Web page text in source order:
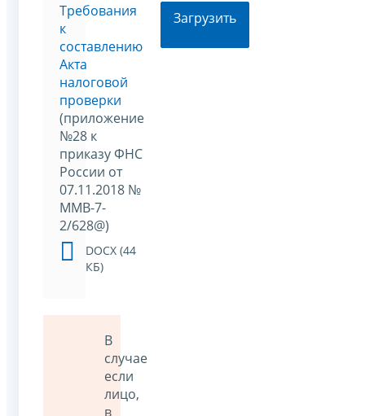
Требования
к
составлению
Акта
налоговой
проверки
(приложение
№28 к
приказу ФНС
России от
07.11.2018 №
ММВ-7-
2/628@)
DOCX (44
КБ)
Загрузить
В
случае
если
лицо,
в